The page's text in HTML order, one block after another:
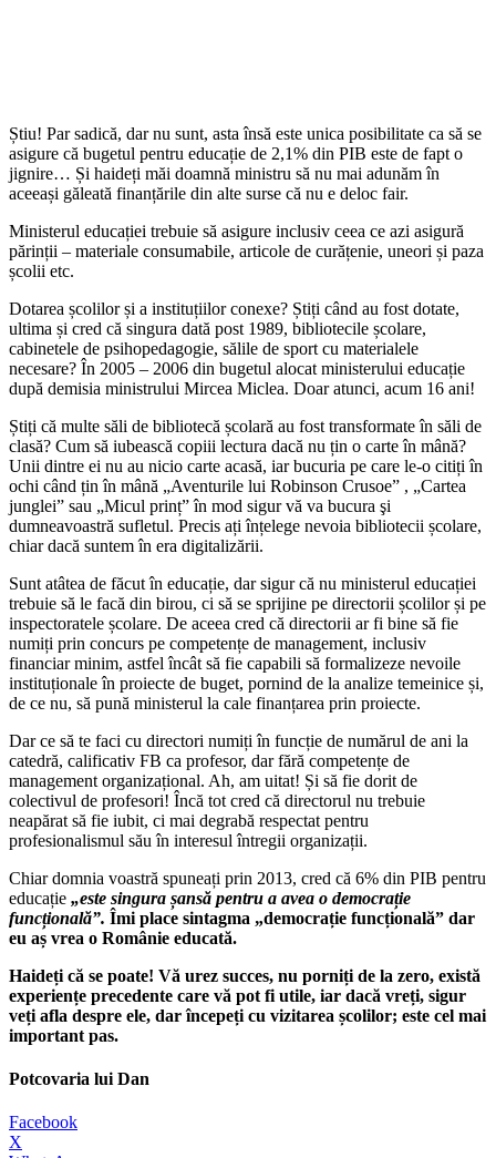
Știu! Par sadică, dar nu sunt, asta însă este unica posibilitate ca să se
asigure că bugetul pentru educație de 2,1% din PIB este de fapt o
jignire… Și haideți măi doamnă ministru să nu mai adunăm în
aceeași găleată finanțările din alte surse că nu e deloc fair.
Ministerul educației trebuie să asigure inclusiv ceea ce azi asigură
părinții – materiale consumabile, articole de curățenie, uneori și paza
școlii etc.
Dotarea școlilor și a instituțiilor conexe? Știți când au fost dotate,
ultima și cred că singura dată post 1989, bibliotecile școlare,
cabinetele de psihopedagogie, sălile de sport cu materialele
necesare? În 2005 – 2006 din bugetul alocat ministerului educație
după demisia ministrului Mircea Miclea. Doar atunci, acum 16 ani!
Știți că multe săli de bibliotecă școlară au fost transformate în săli de
clasă? Cum să iubească copiii lectura dacă nu țin o carte în mână?
Unii dintre ei nu au nicio carte acasă, iar bucuria pe care le-o citiți în
ochi când țin în mână „Aventurile lui Robinson Crusoe” , „Cartea
junglei” sau „Micul prinț” în mod sigur vă va bucura şi
dumneavoastră sufletul. Precis ați înțelege nevoia bibliotecii școlare,
chiar dacă suntem în era digitalizării.
Sunt atâtea de făcut în educație, dar sigur că nu ministerul educației
trebuie să le facă din birou, ci să se sprijine pe directorii școlilor și pe
inspectoratele școlare. De aceea cred că directorii ar fi bine să fie
numiți prin concurs pe competențe de management, inclusiv
financiar minim, astfel încât să fie capabili să formalizeze nevoile
instituționale în proiecte de buget, pornind de la analize temeinice și,
de ce nu, să pună ministerul la cale finanțarea prin proiecte.
Dar ce să te faci cu directori numiți în funcție de numărul de ani la
catedră, calificativ FB ca profesor, dar fără competențe de
management organizațional. Ah, am uitat! Și să fie dorit de
colectivul de profesori! Încă tot cred că directorul nu trebuie
neapărat să fie iubit, ci mai degrabă respectat pentru
profesionalismul său în interesul întregii organizații.
Chiar domnia voastră spuneați prin 2013, cred că 6% din PIB pentru
educație „este singura șansă pentru a avea o democrație
funcțională”. Îmi place sintagma „democrație funcțională” dar
eu aș vrea o Românie educată.
Haideți că se poate! Vă urez succes, nu porniți de la zero, există
experiențe precedente care vă pot fi utile, iar dacă vreți, sigur
veți afla despre ele, dar începeți cu vizitarea școlilor; este cel mai
important pas.
Potcovaria lui Dan
Facebook
X